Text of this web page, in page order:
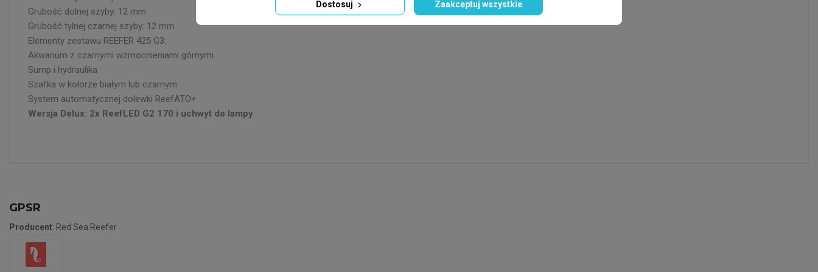
Grubość dolnej szyby: 12 mm
Grubość tylnej czarnej szyby: 12 mm
Elementy zestawu REEFER 425 G3:
Akwarium z czarnymi wzmocnieniami górnymi
Sump i hydraulika
Szafka w kolorze białym lub czarnym
System automatycznej dolewki ReefATO+
Wersja Delux: 2x ReefLED G2 170 i uchwyt do lampy
GPSR
Producent: Red Sea Reefer
Dostosuj Zaakceptuj wszystkie